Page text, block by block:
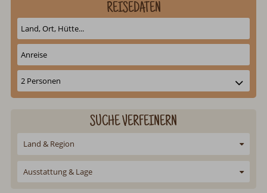
REISEDATEN
SUCHE VERFEINERN
Land & Region
Ausstattung & Lage